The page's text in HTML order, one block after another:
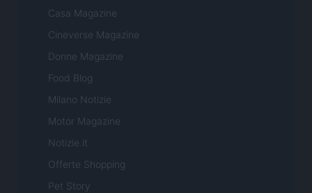
Casa Magazine
Cineverse Magazine
Donne Magazine
Food Blog
Milano Notizie
Motor Magazine
Notizie.it
Offerte Shopping
Pet Story